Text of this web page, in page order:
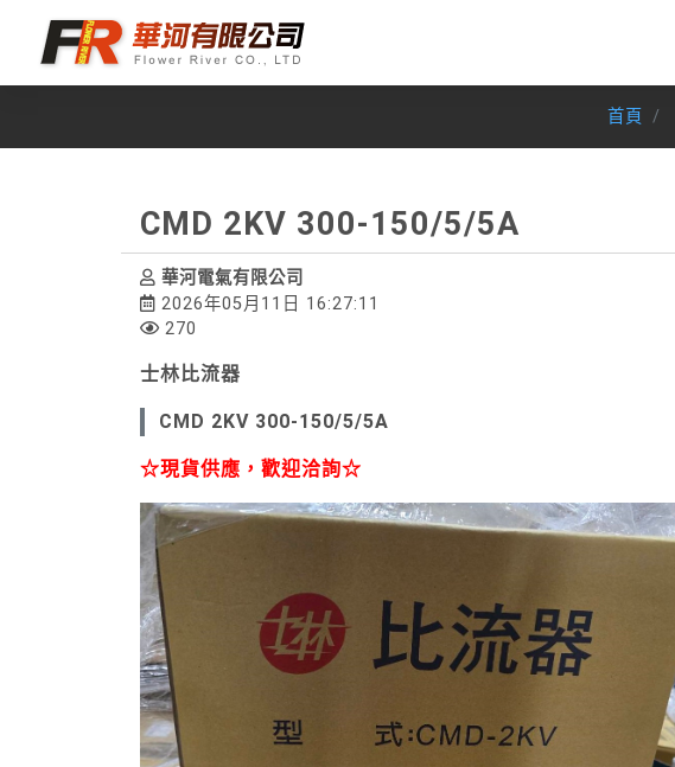
首頁
CMD 2KV 300-150/5/5A
華河電氣有限公司
2026年05月11日 16:27:11
270
士林比流器
CMD 2KV 300-150/5/5A
☆現貨供應，歡迎洽詢☆